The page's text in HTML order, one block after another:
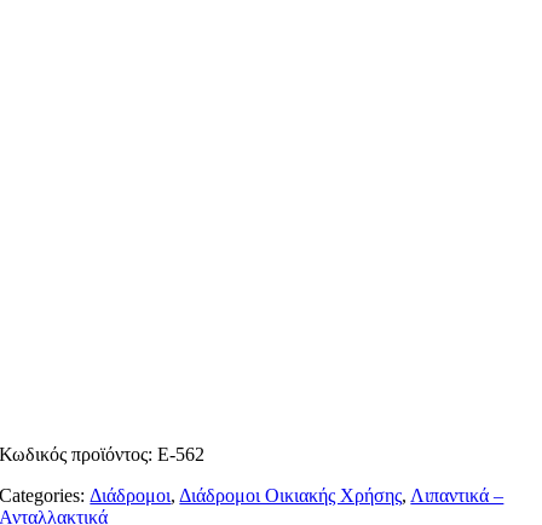
Κωδικός προϊόντος:Ε-562
Categories:Διάδρομοι,Διάδρομοι Οικιακής Χρήσης,Λιπαντικά –
Ανταλλακτικά